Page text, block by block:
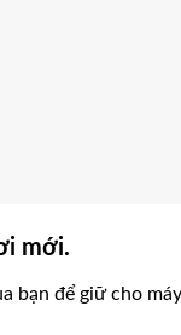
mới.
để giữ cho